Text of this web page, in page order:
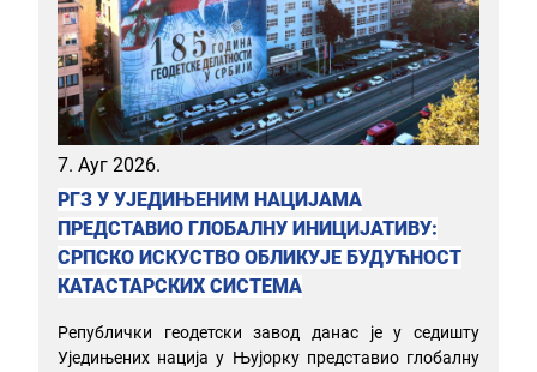
7. Ауг 2026.
РГЗ У УЈЕДИЊЕНИМ НАЦИЈАМА
ПРЕДСТАВИО ГЛОБАЛНУ ИНИЦИЈАТИВУ:
СРПСКО ИСКУСТВО ОБЛИКУЈЕ БУДУЋНОСТ
КАТАСТАРСКИХ СИСТЕМА
Републички геодетски завод данас је у седишту
Уједињених нација у Њујорку представио глобалну